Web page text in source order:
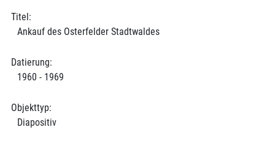
Titel:
Ankauf des Osterfelder Stadtwaldes
Datierung:
1960 - 1969
Objekttyp:
Diapositiv